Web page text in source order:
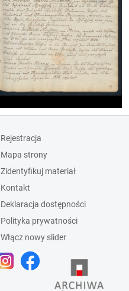
Rejestracja
Mapa strony
Zidentyfikuj materiał
Kontakt
Deklaracja dostępności
Polityka prywatności
Włącz nowy slider